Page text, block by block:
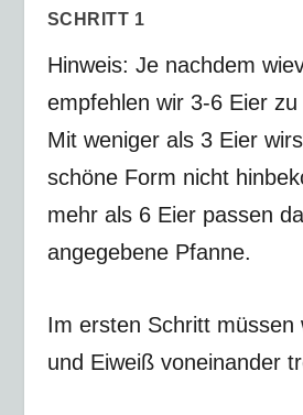
SCHRITT 1
Hinweis: Je nachdem
empfehlen wir 3-6 Eier zu
Mit weniger als 3 Eier
schöne Form nicht
mehr als 6 Eier passen
angegebene Pfanne.
Im ersten Schritt müssen
und Eiweiß voneinander